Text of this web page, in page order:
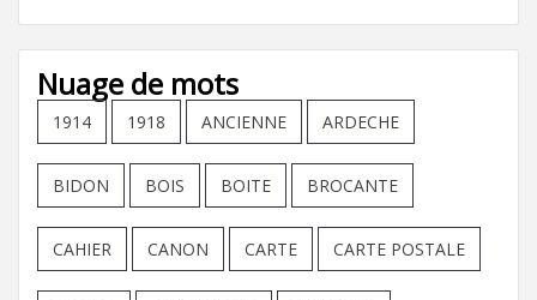
Nuage de mots
1914 1918 ANCIENNE ARDECHE
BIDON BOIS BOITE BROCANTE
CAHIER CANON CARTE CARTE POSTALE